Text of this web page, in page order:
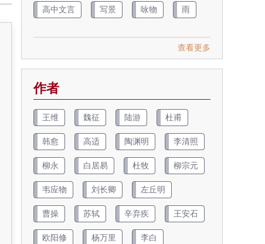
高中文言 写景 咏物 雨
查看更多
作者
王维 魏征 陆游 杜甫
韩愈 高适 陶渊明 李清照
柳永 白居易 杜牧 柳宗元
韦应物 刘长卿 左丘明
曹操 苏轼 辛弃疾 王安石
欧阳修 杨万里 李白